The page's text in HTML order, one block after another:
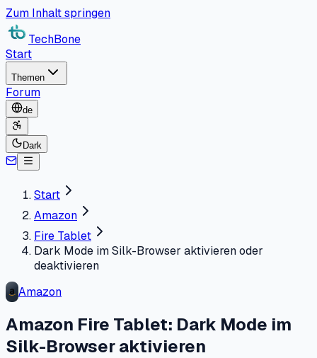
Zum Inhalt springen
TechBone
Start
Themen
Forum
de
Dark
Start
Amazon
Fire Tablet
Dark Mode im Silk-Browser aktivieren oder
deaktivieren
Amazon
Amazon Fire Tablet: Dark Mode im
Silk-Browser aktivieren